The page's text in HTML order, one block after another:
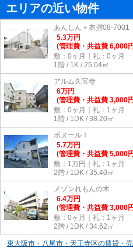
エリアの近い物件
あんしん＋衣摺08-7001
5.3万円
(管理費・共益費 6,000
敷：0ヶ月｜礼：0ヶ月
1階 / 1K / 25.04㎡
アルム久宝寺
6万円
(管理費・共益費 3,000
敷：0ヶ月｜礼：1ヶ月
1階 / 1DK / 38.20㎡
ボヌールⅠ
5.7万円
(管理費・共益費 5,000
敷：1万円｜礼：1ヶ月
2階 / 1DK / 35.40㎡
メゾンれもんの木
6.4万円
(管理費・共益費 3,000
敷：0ヶ月｜礼：1ヶ月
2階 / 1DK / 34.62㎡
東大阪市・八尾市・天王寺区の賃貸・